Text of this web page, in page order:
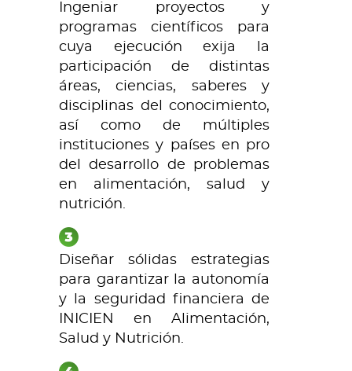
Ingeniar proyectos y
programas científicos para
cuya ejecución exija la
participación de distintas
áreas, ciencias, saberes y
disciplinas del conocimiento,
así como de múltiples
instituciones y países en pro
del desarrollo de problemas
en alimentación, salud y
nutrición.
Diseñar sólidas estrategias
para garantizar la autonomía
y la seguridad financiera de
INICIEN en Alimentación,
Salud y Nutrición.